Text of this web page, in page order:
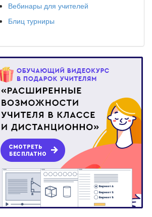
Вебинары для учителей
Блиц турниры